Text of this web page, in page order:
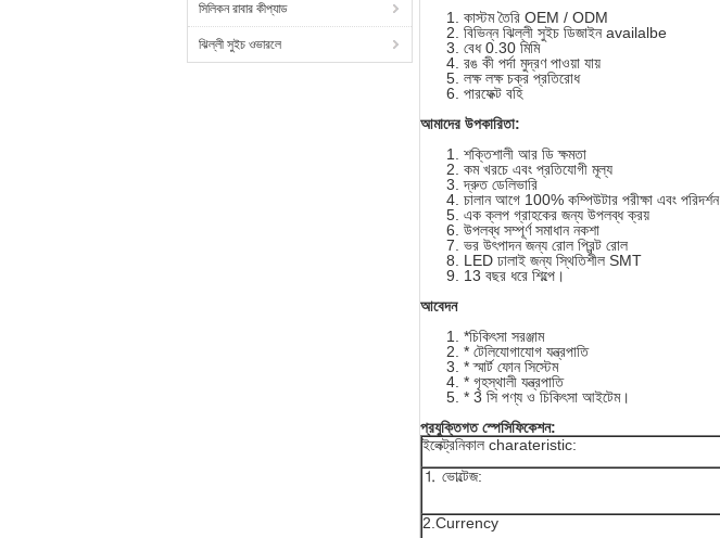
সিলিকন রাবার কীপ্যাড
ঝিল্লী সুইচ ওভারলে
কাস্টম তৈরি OEM / ODM
বিভিন্ন ঝিল্লী সুইচ ডিজাইন availalbe
বেধ 0.30 মিমি
রঙ কী পর্দা মুদ্রণ পাওয়া যায়
লক্ষ লক্ষ চক্র প্রতিরোধ
পারফেক্ট বহি
আমাদের উপকারিতা:
শক্তিশালী আর ডি ক্ষমতা
কম খরচে এবং প্রতিযোগী মূল্য
দ্রুত ডেলিভারি
চালান আগে 100% কম্পিউটার পরীক্ষা এবং পরিদর্শন
এক ক্লপ গ্রাহকের জন্য উপলব্ধ ক্রয়
উপলব্ধ সম্পূর্ণ সমাধান নকশা
ভর উৎপাদন জন্য রোল প্রিন্ট রোল
LED ঢালাই জন্য স্থিতিশীল SMT
13 বছর ধরে শিল্পে।
আবেদন
*চিকিৎসা সরঞ্জাম
* টেলিযোগাযোগ যন্ত্রপাতি
* স্মার্ট ফোন সিস্টেম
* গৃহস্থালী যন্ত্রপাতি
* 3 সি পণ্য ও চিকিৎসা আইটেম।
প্রযুক্তিগত স্পেসিফিকেশন:
ইলেক্ট্রনিকাল charateristic:
⒈ ভোল্টেজ:
2.Currency